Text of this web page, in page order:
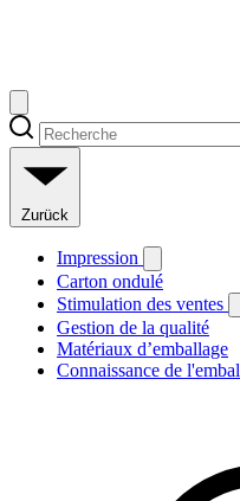
Zurück
Impression
Carton ondulé
Stimulation des ventes
Gestion de la qualité
Matériaux d’emballage
Connaissance de